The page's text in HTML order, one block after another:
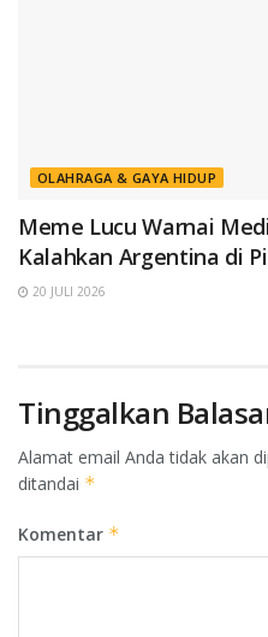
OLAHRAGA & GAYA HIDUP
Meme Lucu Warnai
Kalahkan Argentina di
20 JULI 2026
Tinggalkan
Alamat email Anda tidak akan
ditandai *
Komentar *